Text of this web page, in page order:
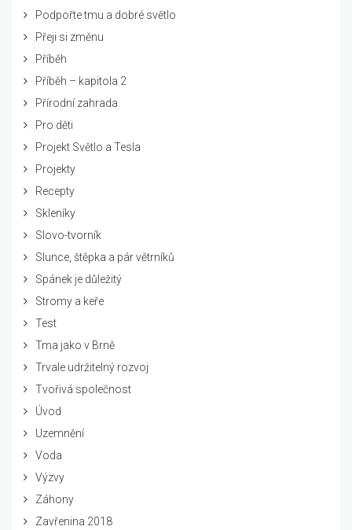
Podpořte tmu a dobré světlo
Přeji si změnu
Příběh
Příběh – kapitola 2
Přírodní zahrada
Pro děti
Projekt Světlo a Tesla
Projekty
Recepty
Skleníky
Slovo-tvorník
Slunce, štěpka a pár větrníků
Spánek je důležitý
Stromy a keře
Test
Tma jako v Brně
Trvale udržitelný rozvoj
Tvořivá společnost
Úvod
Uzemnění
Voda
Výzvy
Záhony
Zavřenina 2018